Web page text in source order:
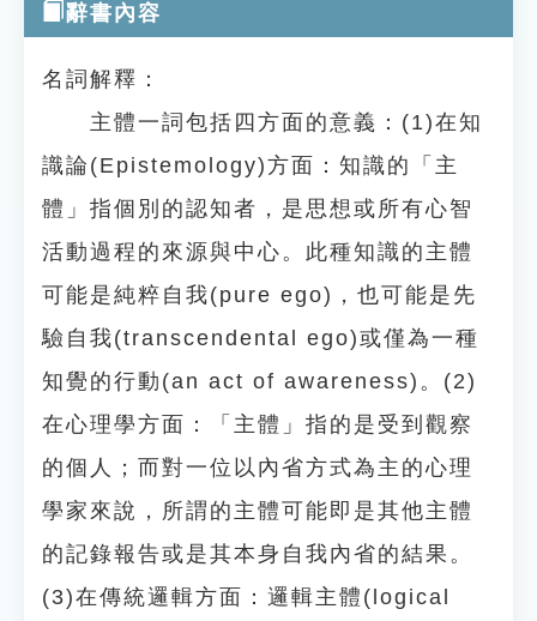
辭書內容
名詞解釋：
主體一詞包括四方面的意義：(1)在知
識論(Epistemology)方面：知識的「主
體」指個別的認知者，是思想或所有心智
活動過程的來源與中心。此種知識的主體
可能是純粹自我(pure ego)，也可能是先
驗自我(transcendental ego)或僅為一種
知覺的行動(an act of awareness)。(2)
在心理學方面：「主體」指的是受到觀察
的個人；而對一位以內省方式為主的心理
學家來說，所謂的主體可能即是其他主體
的記錄報告或是其本身自我內省的結果。
(3)在傳統邏輯方面：邏輯主體(logical